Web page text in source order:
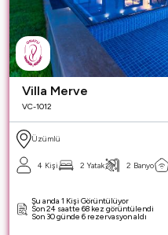
Villa Merve
VC-1012
Üzümlü
4 Kişi 2 Yatak 2 Banyo
Şu anda 1 Kişi Görüntülüyor
Son 24 saatte 68 kez görüntülendi
Son 30 günde 6 rezervasyon aldı